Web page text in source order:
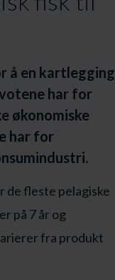
å en kartlegging
har for
økonomiske
har for
de fleste pelagiske
på 7 år og
fra produkt